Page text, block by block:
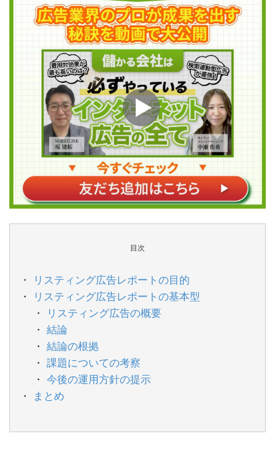
目次
リスティング広告レポートの目的
リスティング広告レポートの基本型
リスティング広告の概要
結論
結論の根拠
課題についての考察
今後の運用方針の提示
まとめ